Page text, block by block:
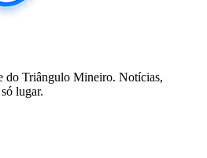
do Triângulo Mineiro. Notícias,
lugar.